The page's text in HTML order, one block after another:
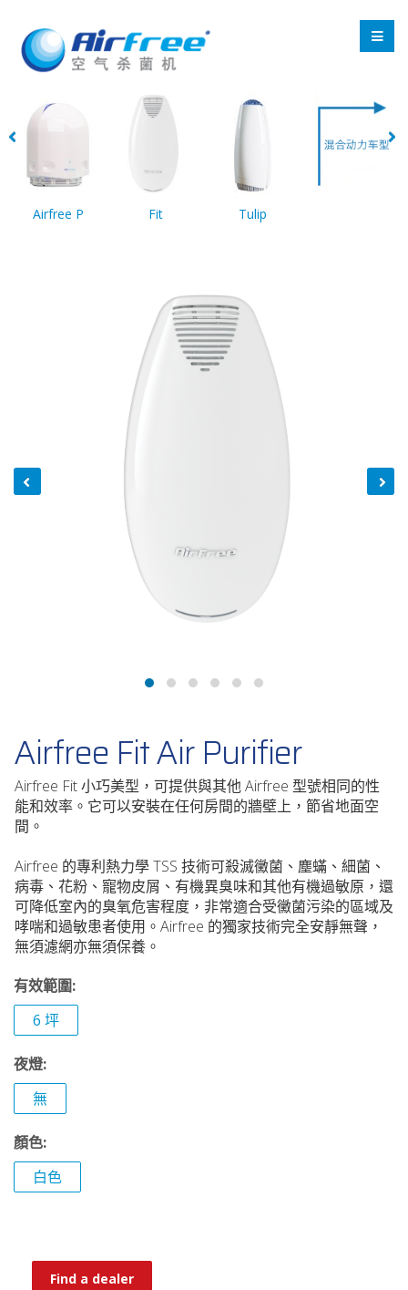
Airfree P Fit Tulip
Airfree Fit Air Purifier
Airfree Fit 小巧美型，可提供與其他 Airfree 型號相同的性
能和效率。它可以安裝在任何房間的牆壁上，節省地面空
間。
Airfree 的專利熱力學 TSS 技術可殺滅黴菌、塵蟎、細菌、
病毒、花粉、寵物皮屑、有機異臭味和其他有機過敏原，還
可降低室內的臭氧危害程度，非常適合受黴菌污染的區域及
哮喘和過敏患者使用。Airfree 的獨家技術完全安靜無聲，
無須濾網亦無須保養。
有效範圍:
6 坪
夜燈:
無
顏色:
白色
Find a dealer